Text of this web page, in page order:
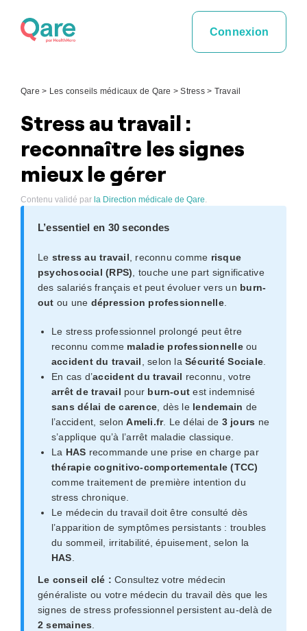
Connexion
Qare > Les conseils médicaux de Qare >Stress> Travail
Stress au travail :
reconnaître les signes
mieux le gérer
Contenu validé par la Direction médicale de Qare.
L’essentiel en 30 secondes
Le stress au travail , reconnu comme risque
psychosocial (RPS) , touche une part significative
des salariés français et peut évoluer vers un burn-
out ou une dépression professionnelle.
Le stress professionnel prolongé peut être
reconnu comme maladie professionnelleou
accident du travail , selon laSécurité Sociale
En cas d’accident du travail reconnu, votre
arrêt de travail pour burn-out est indemnisé
sans délai de carence , dès le lendemain de
l’accident, selonAmeli.fr. Le délai de 3 jours ne
s’applique qu’à l’arrêt maladie classique.
La HAS recommande une prise en charge par
thérapie cognitivo-comportementale (TCC)
comme traitement de première intention du
stress chronique.
Le médecin du travail doit être consulté dès
l’apparition de symptômes persistants : troubles
du sommeil, irritabilité, épuisement, selon la
HAS
Le conseil clé : Consultez votre médecin
généraliste ou votre médecin du travail dès que les
signes de stress professionnel persistent au-delà de
2 semaines